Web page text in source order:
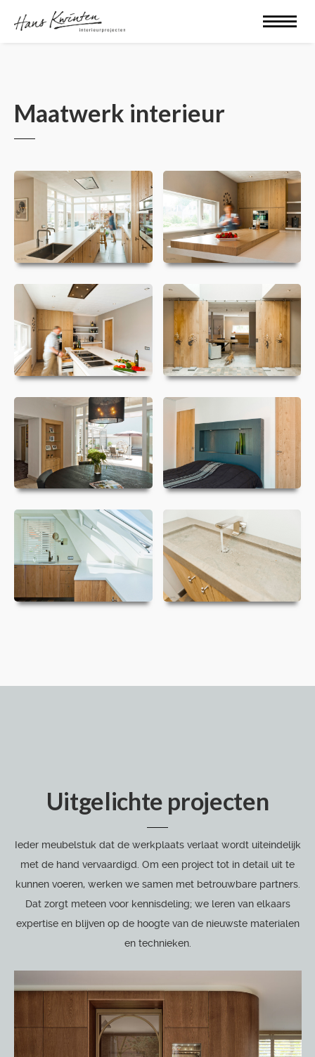
Maatwerk interieur
Uitgelichte projecten
Ieder meubelstuk dat de werkplaats verlaat wordt uiteindelijk
met de hand vervaardigd. Om een project tot in detail uit te
kunnen voeren, werken we samen met betrouwbare partners.
Dat zorgt meteen voor kennisdeling; we leren van elkaars
expertise en blijven op de hoogte van de nieuwste materialen
en technieken.